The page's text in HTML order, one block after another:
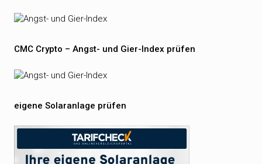
CMC Crypto – Angst- und Gier-Index prüfen
eigene Solaranlage prüfen